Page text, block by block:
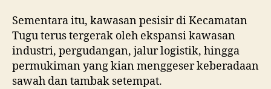
Sementara itu, kawasan pesisir di Kecamatan
Tugu terus tergerak oleh ekspansi kawasan
industri, pergudangan, jalur logistik, hingga
permukiman yang kian menggeser keberadaan
sawah dan tambak setempat.